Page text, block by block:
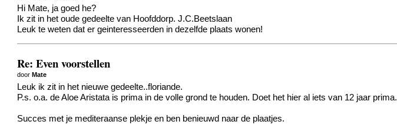
Hi Mate, ja goed he?
Ik zit in het oude gedeelte van Hoofddorp. J.C.Beetslaan
Leuk te weten dat er geinteresseerden in dezelfde plaats wonen!
Re: Even voorstellen
doorMate
Leuk ik zit in het nieuwe gedeelte..floriande.
P.s. o.a. de Aloe Aristata is prima in de volle grond te houden. Doet het hier al iets van 12 jaar prima.
Succes met je mediteraanse plekje en ben benieuwd naar de plaatjes.